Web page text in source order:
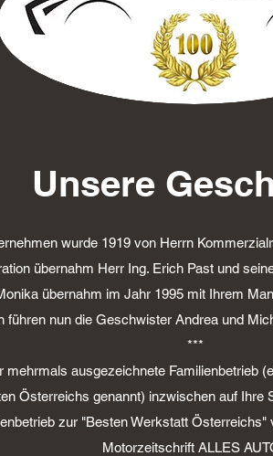
Unsere
wurde 1919 von Herrn
übernahm Herr Ing. Erich Past und
übernahm im Jahr 1995 mit Ihrem
führen nun die Geschwister Andrea und
***
mehrmals ausgezeichnete Familienbetrieb
Österreichs genannt) inzwischen auf Ihre
zur "Besten Werkstatt
Motorzeitschrift ALLES